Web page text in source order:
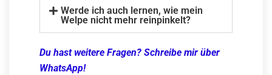
Werde ich auch lernen, wie mein
Welpe nicht mehr reinpinkelt?
Du hast weitere Fragen? Schreibe mir über
WhatsApp!